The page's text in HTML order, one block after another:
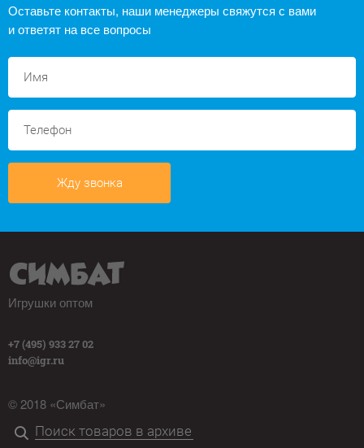
Оставьте контакты, наши менеджеры свяжутся с вами
и ответят на все вопросы
Жду звонка
Игрушки оптом
+7 (495) 933 27 02
info@igr.ru
© 2018 «Симбат»